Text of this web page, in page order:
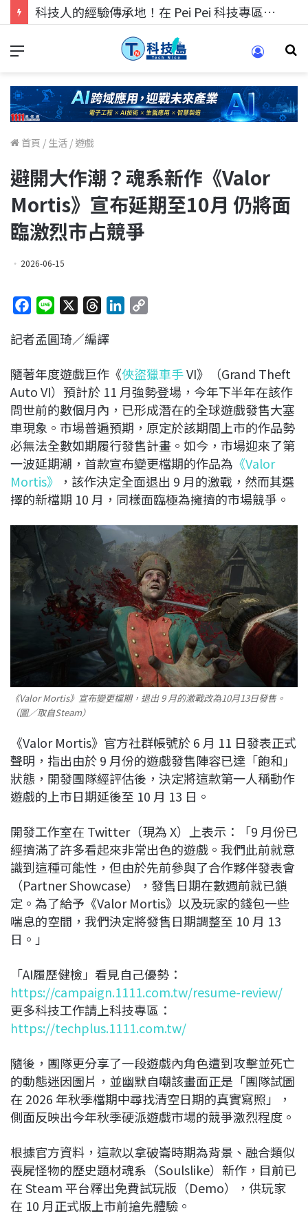
科技人找工作，就到TECH+ 科技專區!
首頁 / 生活 / 遊戲
避開大作潮？魂系新作《Valor
Mortis》宣布延期至10月 仍將面
臨激烈市占競爭
2026-06-15
c
b
o
o
k
n
r
a
d
s
e
d
I
n
L
i
n
k
記者孟圓琦／編譯
隨著年度遊戲巨作《俠盜獵車手VI》（Grand Theft
Auto VI）預計於 11 月強勢登場，今年下半年在該作
問世前的數個月內，已形成潛在的全球遊戲發售大塞
車現象。市場普遍預期，原定於該期間上市的作品勢
必無法全數如期履行發售計畫。如今，市場迎來了第
一波延期潮，首款宣布變更檔期的作品為 《Valor
Mortis》
，該作決定全面退出 9 月的激戰，然而其選
擇的新檔期 10 月，同樣面臨極為擁擠的市場競爭。
《Valor Mortis》宣布變更檔期，退出 9 月的激戰改為10月13日發售。
（圖／取自Steam）
《Valor Mortis》官方社群帳號於 6 月 11 日發表正式
聲明，指出由於 9 月份的遊戲發售陣容已達「飽和」
狀態，開發團隊經評估後，決定將這款第一人稱動作
遊戲的上市日期延後至 10 月 13 日。
開發工作室在 Twitter（現為 X）上表示：「9 月份已
經擠滿了許多看起來非常出色的遊戲。我們此前就意
識到這種可能性，但由於先前參與了合作夥伴發表會
（Partner Showcase），發售日期在數週前就已鎖
定。為了給予《Valor Mortis》以及玩家的錢包一些
喘息的空間，我們決定將發售日期調整至 10 月 13
日。」
「AI履歷健檢」看見自己優勢：
https://campaign.1111.com.tw/resume-review/
更多科技工作請上科技專區：
https://techplus.1111.com.tw/
隨後，團隊更分享了一段遊戲內角色遭到攻擊並死亡
的動態迷因圖片，並幽默自嘲該畫面正是「團隊試圖
在 2026 年秋季檔期中尋找清空日期的真實寫照」，
側面反映出今年秋季硬派遊戲市場的競爭激烈程度。
根據官方資料，這款以拿破崙時期為背景、融合類似
喪屍怪物的歷史題材魂系（Soulslike）新作，目前已
在 Steam 平台釋出免費試玩版（Demo），供玩家
在 10 月正式版上市前搶先體驗。